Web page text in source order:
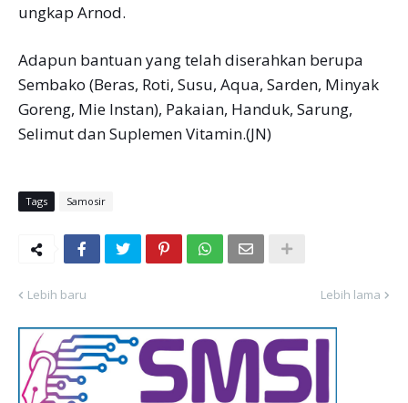
ungkap Arnod.
Adapun bantuan yang telah diserahkan berupa
Sembako (Beras, Roti, Susu, Aqua, Sarden, Minyak
Goreng, Mie Instan), Pakaian, Handuk, Sarung,
Selimut dan Suplemen Vitamin.(JN)
Tags Samosir
Lebih baru Lebih lama